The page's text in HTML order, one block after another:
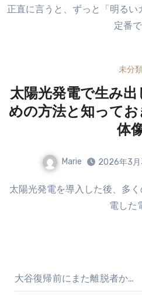
正直に言うと、ずっと「明るいカラー×ゆる巻き」が自分の
定番
未分類
太陽光発電で生み
めの方法と知って
体
Marie 2026年3月
太陽光発電を導入した後、多くの人が関心を持つのが「発
電した
大谷復帰前にまた離脱者か…